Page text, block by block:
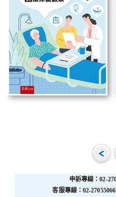
申訴專線：02-
客服專線：02-